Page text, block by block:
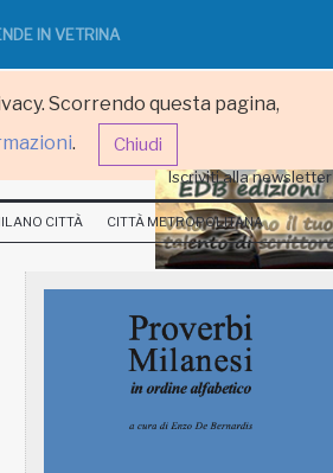
Scorrendo questa pagina,
. Chiudi
IN VETRINA
Iscriviti alla newsletter
CITTÀ CITTÀ METROPOLITANA